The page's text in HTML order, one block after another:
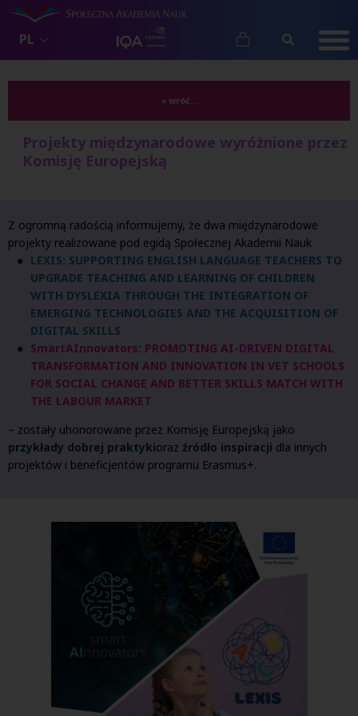
PL
« wróć...
Projekty międzynarodowe wyróżnione przez
Komisję Europejską
Z ogromną radością informujemy, że dwa międzynarodowe
projekty realizowane pod egidą Społecznej Akademii Nauk
LEXIS: SUPPORTING ENGLISH LANGUAGE TEACHERS TO
UPGRADE TEACHING AND LEARNING OF CHILDREN
WITH DYSLEXIA THROUGH THE INTEGRATION OF
EMERGING TECHNOLOGIES AND THE ACQUISITION OF
DIGITAL SKILLS
SmartAInnovators: PROMOTING AI-DRIVEN DIGITAL
TRANSFORMATION AND INNOVATION IN VET SCHOOLS
FOR SOCIAL CHANGE AND BETTER SKILLS MATCH WITH
THE LABOUR MARKET
– zostały uhonorowane przez Komisję Europejską jako
przykłady dobrej praktykioraz źródło inspiracji dla innych
projektów i beneficjentów programu Erasmus+.